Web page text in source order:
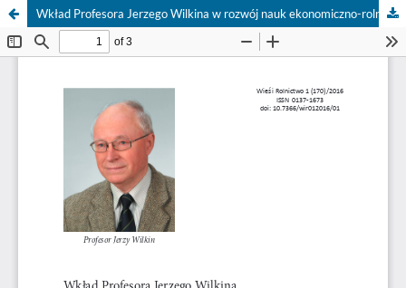
Wkład Profesora Jerzego Wilkina w rozwój nauk ekonomiczno-rolniczych